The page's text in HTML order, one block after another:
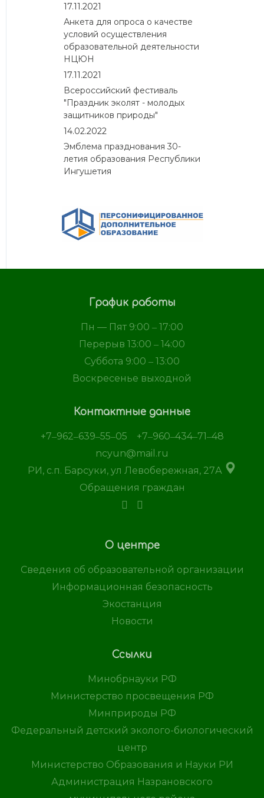
17.11.2021
Анкета для опроса о качестве
условий осуществления
образовательной деятельности
НЦЮН
17.11.2021
Всероссийский фестиваль
"Праздник эколят - молодых
защитников природы"
14.02.2022
Эмблема празднования 30-
летия образования Республики
Ингушетия
О центре
Сведения об образовательной организации
Информационная безопасность
Экостанция
Новости
Ссылки
Минобрнауки РФ
Министерство просвещения РФ
Минприроды РФ
Федеральный детский эколого-биологический
центр
Министерство Образования и Науки РИ
Администрация Назрановского
График работы
Пн — Пят 9:00 ‒ 17:00
Перерыв 13:00 ‒ 14:00
Суббота 9:00 ‒ 13:00
Воскресенье выходной
Контактные данные
+7‒962‒639‒55‒05
+7‒960‒434‒71‒48
ncyun@mail.ru
РИ, с.п. Барсуки, ул Левобережная, 27А
Обращения граждан